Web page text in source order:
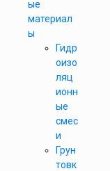
ые
материал
ы
Гидр
оизо
ляц
ионн
ые
смес
и
Грун
товк